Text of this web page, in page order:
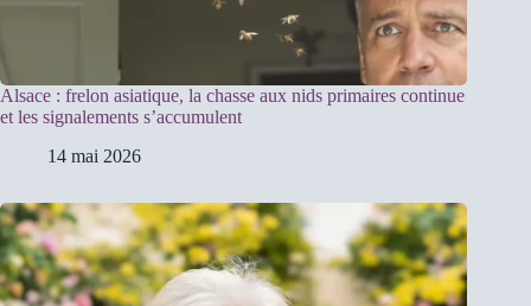
Alsace : frelon asiatique, la chasse aux nids primaires continue
et les signalements s’accumulent
14 mai 2026